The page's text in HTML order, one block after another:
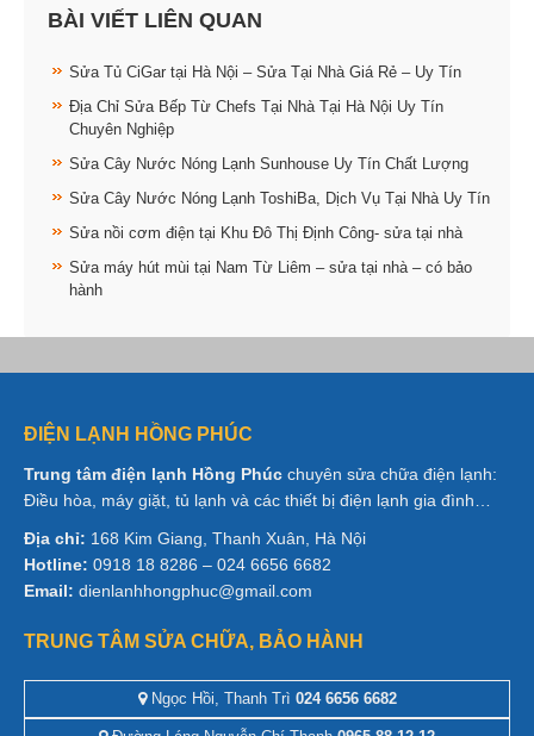
BÀI VIẾT LIÊN QUAN
Sửa Tủ CiGar tại Hà Nội – Sửa Tại Nhà Giá Rẻ – Uy Tín
Địa Chỉ Sửa Bếp Từ Chefs Tại Nhà Tại Hà Nội Uy Tín
Chuyên Nghiệp
Sửa Cây Nước Nóng Lạnh Sunhouse Uy Tín Chất Lượng
Sửa Cây Nước Nóng Lạnh ToshiBa, Dịch Vụ Tại Nhà Uy Tín
Sửa nồi cơm điện tại Khu Đô Thị Định Công- sửa tại nhà
Sửa máy hút mùi tại Nam Từ Liêm – sửa tại nhà – có bảo
hành
ĐIỆN LẠNH HỒNG PHÚC
Trung tâm điện lạnh Hồng Phúc chuyên sửa chữa điện lạnh:
Điều hòa, máy giặt, tủ lạnh và các thiết bị điện lạnh gia đình…
Địa chỉ: 168 Kim Giang, Thanh Xuân, Hà Nội
Hotline: 0918 18 8286 – 024 6656 6682
Email: dienlanhhongphuc@gmail.com
TRUNG TÂM SỬA CHỮA, BẢO HÀNH
Ngọc Hồi, Thanh Trì 024 6656 6682